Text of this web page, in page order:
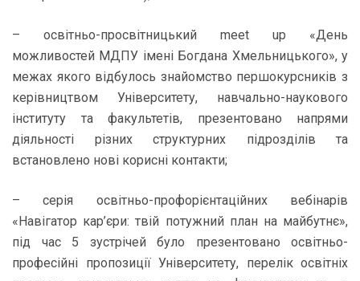
– освітньо-просвітницький meet up «День
можливостей МДПУ імені Богдана Хмельницького», у
межах якого відбулось знайомство першокурсників з
керівництвом Університету, навчально-наукового
інституту та факультетів, презентовано напрями
діяльності різних структурних підрозділів та
встановлено нові корисні контакти;
– серія освітньо-профорієнтаційних вебінарів
«Навігатор кар’єри: твій потужний план на майбутнє»,
під час 5 зустрічей було презентовано освітньо-
професійні пропозиції Університету, перелік освітніх